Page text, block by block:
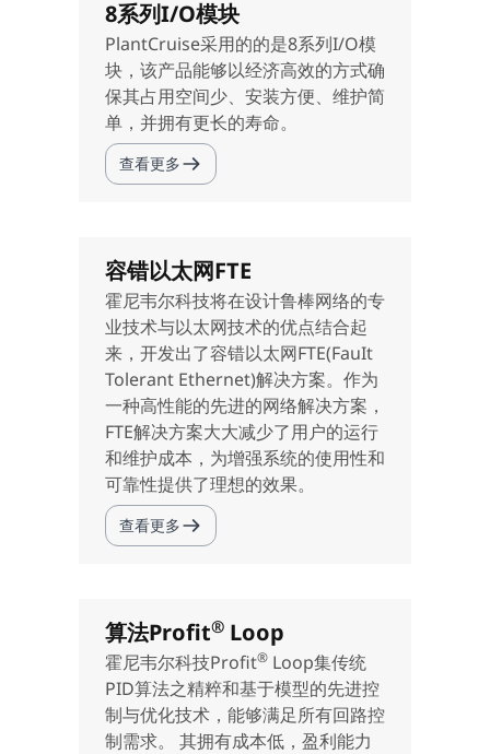
8系列I/O模块
PlantCruise采用的的是8系列I/O模
块，该产品能够以经济高效的方式确
保其占用空间少、安装方便、维护简
单，并拥有更长的寿命。
查看更多
容错以太网FTE
霍尼韦尔科技将在设计鲁棒网络的专
业技术与以太网技术的优点结合起
来，开发出了容错以太网FTE(FauIt
Tolerant Ethernet)解决方案。作为
一种高性能的先进的网络解决方案，
FTE解决方案大大减少了用户的运行
和维护成本，为增强系统的使用性和
可靠性提供了理想的效果。
查看更多
算法Profit® Loop
霍尼韦尔科技Profit® Loop集传统
PID算法之精粹和基于模型的先进控
制与优化技术，能够满足所有回路控
制需求。 其拥有成本低，盈利能力